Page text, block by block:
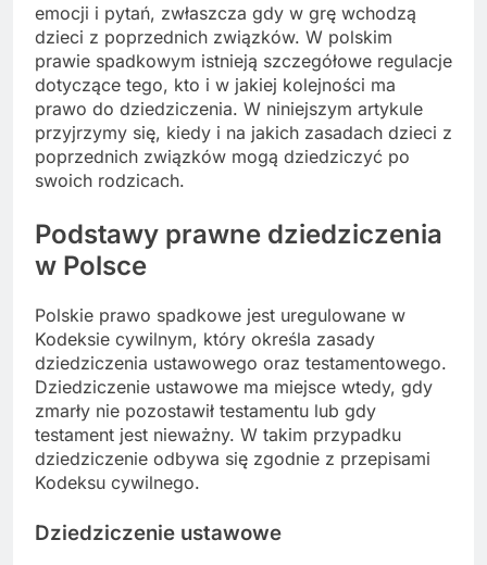
emocji i pytań, zwłaszcza gdy w grę wchodzą
dzieci z poprzednich związków. W polskim
prawie spadkowym istnieją szczegółowe regulacje
dotyczące tego, kto i w jakiej kolejności ma
prawo do dziedziczenia. W niniejszym artykule
przyjrzymy się, kiedy i na jakich zasadach dzieci z
poprzednich związków mogą dziedziczyć po
swoich rodzicach.
Podstawy prawne dziedziczenia
w Polsce
Polskie prawo spadkowe jest uregulowane w
Kodeksie cywilnym, który określa zasady
dziedziczenia ustawowego oraz testamentowego.
Dziedziczenie ustawowe ma miejsce wtedy, gdy
zmarły nie pozostawił testamentu lub gdy
testament jest nieważny. W takim przypadku
dziedziczenie odbywa się zgodnie z przepisami
Kodeksu cywilnego.
Dziedziczenie ustawowe